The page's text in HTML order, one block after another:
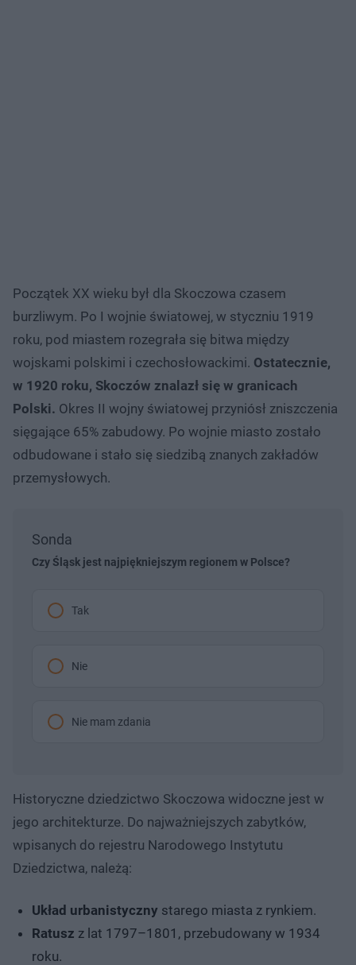
Początek XX wieku był dla Skoczowa czasem
burzliwym. Po I wojnie światowej, w styczniu 1919
roku, pod miastem rozegrała się bitwa między
wojskami polskimi i czechosłowackimi. Ostatecznie,
w 1920 roku, Skoczów znalazł się w granicach
Polski. Okres II wojny światowej przyniósł zniszczenia
sięgające 65% zabudowy. Po wojnie miasto zostało
odbudowane i stało się siedzibą znanych zakładów
przemysłowych.
Sonda
Czy Śląsk jest najpiękniejszym regionem w Polsce?
Tak
Nie
Nie mam zdania
Historyczne dziedzictwo Skoczowa widoczne jest w
jego architekturze. Do najważniejszych zabytków,
wpisanych do rejestru Narodowego Instytutu
Dziedzictwa, należą:
Układ urbanistyczny starego miasta z rynkiem.
Ratusz z lat 1797–1801, przebudowany w 1934
roku.